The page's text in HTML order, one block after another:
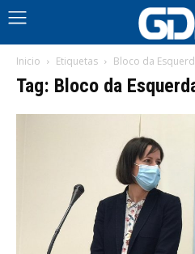
Inicio Etiquetas Bloco da
Tag: Bloco da